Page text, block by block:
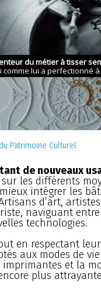
Patrimoine Culturel
de nouveaux
les différents
intégrer les
d’art,
naviguant
technologies.
en respectant
aux modes de
imprimantes et la
plus